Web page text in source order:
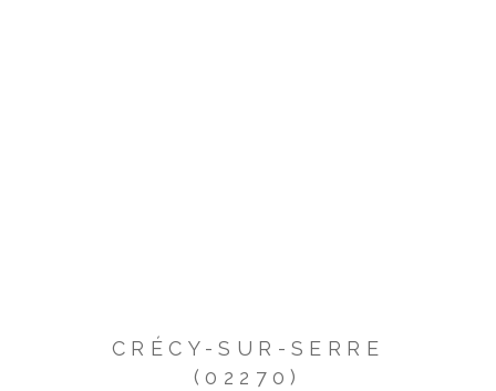
CRÉCY-SUR-SERRE
(02270)